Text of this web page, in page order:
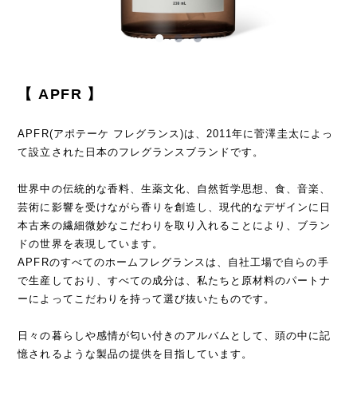
【 APFR 】
APFR(アポテーケ フレグランス)は、2011年に菅澤圭太によっ
て設立された日本のフレグランスブランドです。
世界中の伝統的な香料、生薬文化、自然哲学思想、食、音楽、
芸術に影響を受けながら香りを創造し、現代的なデザインに日
本古来の繊細微妙なこだわりを取り入れることにより、ブラン
ドの世界を表現しています。
APFRのすべてのホームフレグランスは、自社工場で自らの手
で生産しており、すべての成分は、私たちと原材料のパートナ
ーによってこだわりを持って選び抜いたものです。
日々の暮らしや感情が匂い付きのアルバムとして、頭の中に記
憶されるような製品の提供を目指しています。